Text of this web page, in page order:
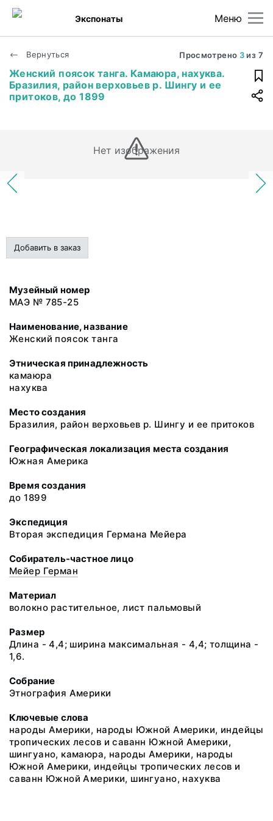
Меню
Экспонаты
Вернуться Просмотрено 3из 7
Женский поясок танга. Камаюра, нахуква.
Бразилия, район верховьев р. Шингу и ее
притоков, до 1899
Нет изображения
Добавить в заказ
Музейный номер
МАЭ № 785-25
Наименование, название
Женский поясок танга
Этническая принадлежность
камаюра
нахуква
Место создания
Бразилия, район верховьев р. Шингу и ее притоков
Географическая локализация места создания
Южная Америка
Время создания
до 1899
Экспедиция
Вторая экспедиция Германа Мейера
Собиратель-частное лицо
Мейер Герман
Материал
волокно растительное, лист пальмовый
Размер
Длина - 4,4; ширина максимальная - 4,4; толщина -
1,6.
Собрание
Этнография Америки
Ключевые слова
народы Америки, народы Южной Америки, индейцы
тропических лесов и саванн Южной Америки,
шингуано, камаюра, народы Америки, народы
Южной Америки, индейцы тропических лесов и
саванн Южной Америки, шингуано, нахуква